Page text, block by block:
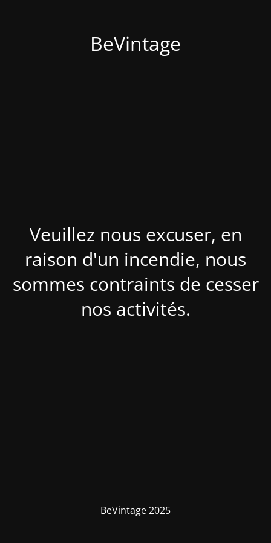
BeVintage
Veuillez nous excuser, en
raison d'un incendie, nous
sommes contraints de cesser
nos activités.
BeVintage 2025